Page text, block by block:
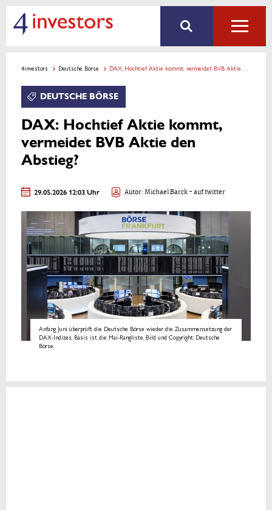
4investors Deutsche Börse DAX: Hochtief Aktie kommt, vermeidet BVB Aktie den Abstieg?
DEUTSCHE BÖRSE
DAX: Hochtief Aktie kommt,
vermeidet BVB Aktie den
Abstieg?
29.05.2026 12:03 Uhr Autor:Michael Barck- auf twitter
Anfang Juni überprüft die Deutsche Börse wieder die Zusammensetzung der
DAX-Indizes. Basis ist die Mai-Rangliste. Bild und Copyright: Deutsche
Börse.